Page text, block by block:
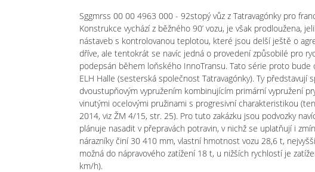
Sggmrss 00 00 4963 000 - 92stopý vůz z Tatravagónky pro
Konstrukce vychází z běžného 90’ vozu, je však prodloužena,
nástaveb s kontrolovanou teplotou, které jsou delší ještě o
dříve, ale tentokrát se navíc jedná o provedení způsobilé pro
podepsán během loňského InnoTransu. Tato série proto bude
ELH Halle (sesterská společnost Tatravagónky). Ty
dvoustupňovým vypružením kombinujícím primární vypružení
vinutými ocelovými pružinami s progresivní charakteristikou
2014, viz ŽM 4/15, str. 25). Pro tuto zakázku jsou podvozky
plánuje nasadit v přepravách potravin, v nichž se uplatňují i
nárazníky činí 30 410 mm, vlastní hmotnost vozu 28,6 t,
možná do nápravového zatížení 18 t, u nižších rychlostí je
km/h).